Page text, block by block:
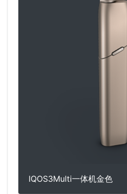
IQOS3Multi一体机金色